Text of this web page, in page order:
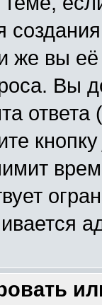
же вы её
Вы
ответа